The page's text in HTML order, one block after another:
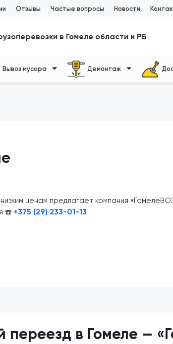
Отзывы Частые вопросы Новости
в Гомеле области и РБ
Вывоз мусора Демонтаж
ценам предлагает компания
☎️ +375 (29) 233-01-13
переезд в Гомеле —